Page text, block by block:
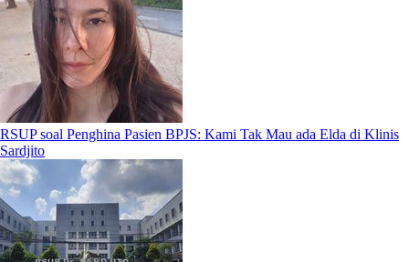
RSUP soal Penghina Pasien BPJS: Kami Tak Mau ada Elda di Klinis
Sardjito